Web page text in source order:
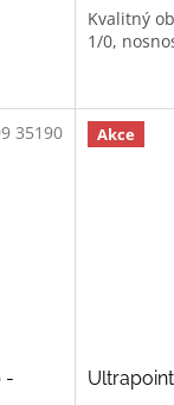
Kvalitný
1/0,
-
35190 Akce